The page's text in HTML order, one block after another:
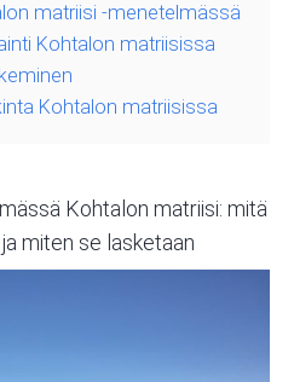
matriisi -menetelmässä
Kohtalon matriisissa
Kohtalon matriisissa
Kohtalon matriisi: mitä
miten se lasketaan